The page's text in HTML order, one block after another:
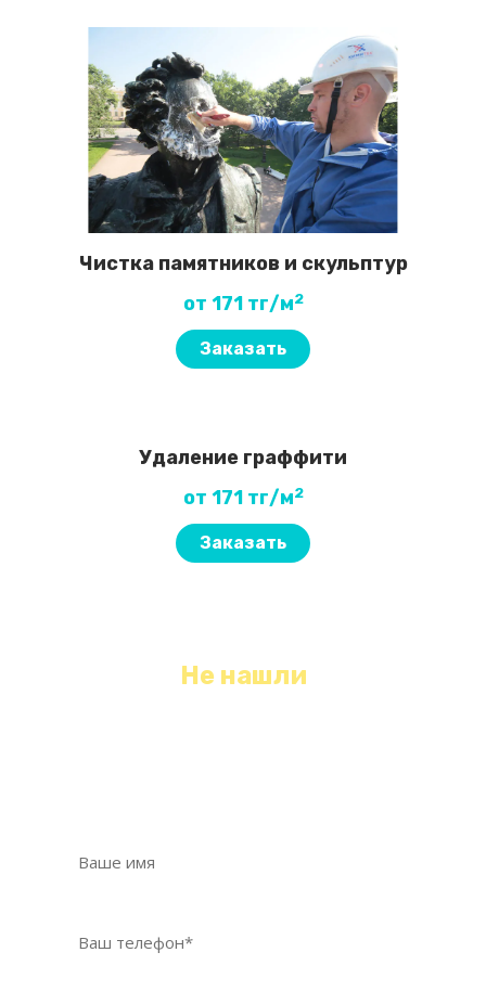
Чистка памятников и скульптур
от 171 тг/м2
Заказать
Удаление граффити
от 171 тг/м2
Заказать
Не нашли